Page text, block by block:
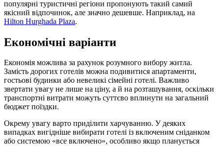
популярні туристичні регіони пропонують такий самий
якісний відпочинок, але значно дешевше. Наприклад, на
Hilton Hurghada Plaza.
Економічні варіанти
Економія можлива за рахунок розумного вибору житла.
Замість дорогих готелів можна подивитися апартаменти,
гостьові будинки або невеликі сімейні готелі. Важливо
звертати увагу не лише на ціну, а й на розташування, оскільки
транспортні витрати можуть суттєво вплинути на загальний
бюджет поїздки.
Окрему увагу варто приділити харчуванню. У деяких
випадках вигідніше вибирати готелі із включеним сніданком
або системою «все включено», особливо якщо планується